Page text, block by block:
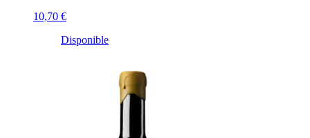
10,70 €
Disponible